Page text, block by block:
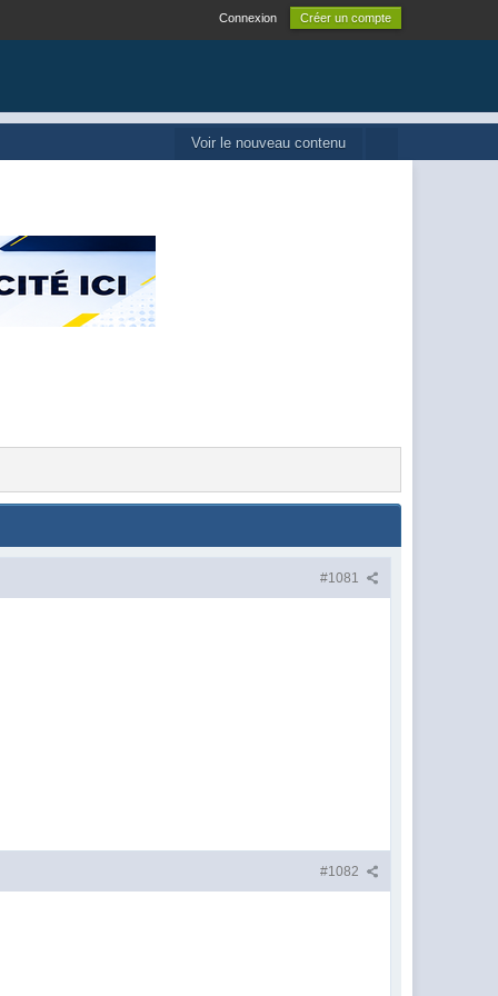
Connexion Créer un compte
Voir le nouveau contenu
#1081
#1082